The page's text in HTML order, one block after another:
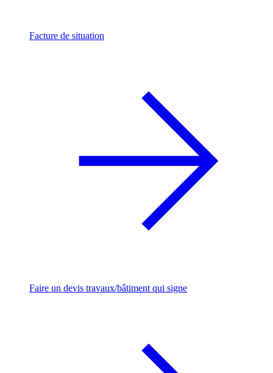
Facture de situation
Faire un devis travaux/bâtiment qui signe